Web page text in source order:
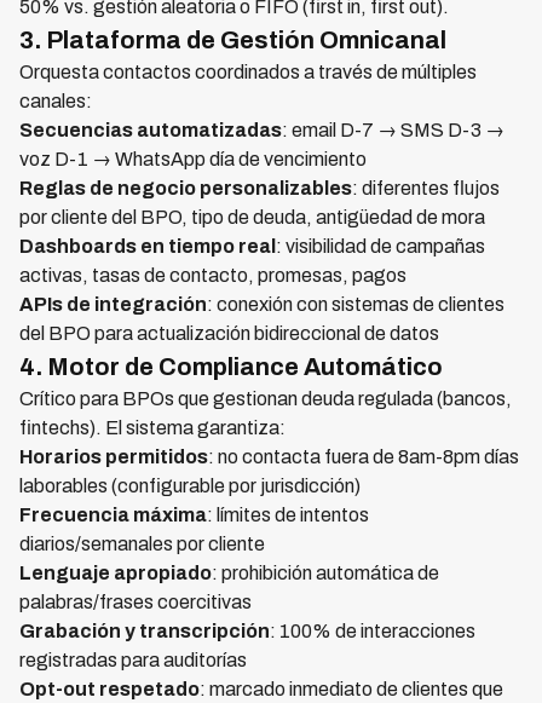
50% vs. gestión aleatoria o FIFO (first in, first out).
3. Plataforma de Gestión Omnicanal
Orquesta contactos coordinados a través de múltiples
canales:
Secuencias automatizadas: email D-7 → SMS D-3 →
voz D-1 → WhatsApp día de vencimiento
Reglas de negocio personalizables: diferentes flujos
por cliente del BPO, tipo de deuda, antigüedad de mora
Dashboards en tiempo real : visibilidad de campañas
activas, tasas de contacto, promesas, pagos
APIs de integración: conexión con sistemas de clientes
del BPO para actualización bidireccional de datos
4. Motor de Compliance Automático
Crítico para BPOs que gestionan deuda regulada (bancos,
fintechs). El sistema garantiza:
Horarios permitidos: no contacta fuera de 8am-8pm días
laborables (configurable por jurisdicción)
Frecuencia máxima: límites de intentos
diarios/semanales por cliente
Lenguaje apropiado: prohibición automática de
palabras/frases coercitivas
Grabación y transcripción: 100% de interacciones
registradas para auditorías
Opt-out respetado: marcado inmediato de clientes que